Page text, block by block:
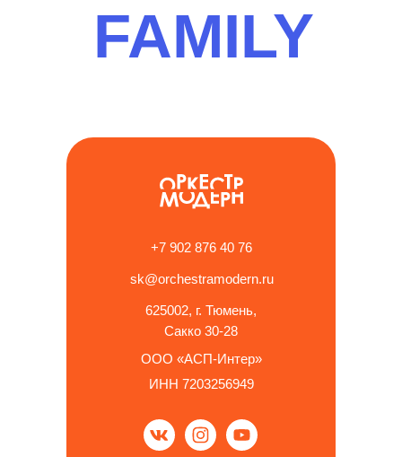
FAMILY
ООО «АСП-Интер»
ИНН 7203256949
sk@orchestramodern.ru
+7 902 876 40 76
625002, г. Тюмень,
Сакко 30-28